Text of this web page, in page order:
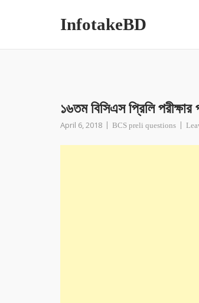
InfotakeBD
১৬তম বিসিএস প্রিলি
April 6, 2018 BCS preli questions